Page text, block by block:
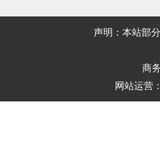
声明：本站部
商
网站运营